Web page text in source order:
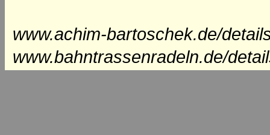
www.achim-bartoschek.de/
www.bahntrassenradeln.de/